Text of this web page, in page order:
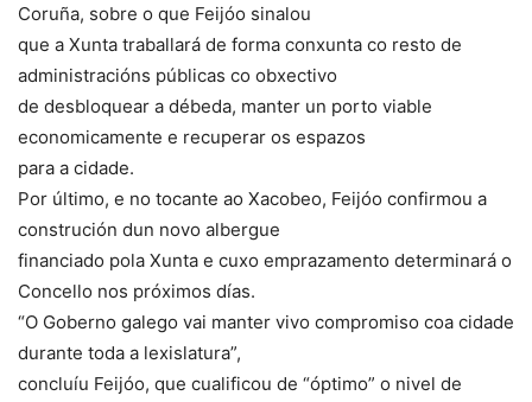
Coruña, sobre o que Feijóo sinalou
que a Xunta traballará de forma conxunta co resto de
administracións públicas co obxectivo
de desbloquear a débeda, manter un porto viable
economicamente e recuperar os espazos
para a cidade.
Por último, e no tocante ao Xacobeo, Feijóo confirmou a
construción dun novo albergue
financiado pola Xunta e cuxo emprazamento determinará o
Concello nos próximos días.
“O Goberno galego vai manter vivo compromiso coa cidade
durante toda a lexislatura”,
concluíu Feijóo, que cualificou de “óptimo” o nivel de